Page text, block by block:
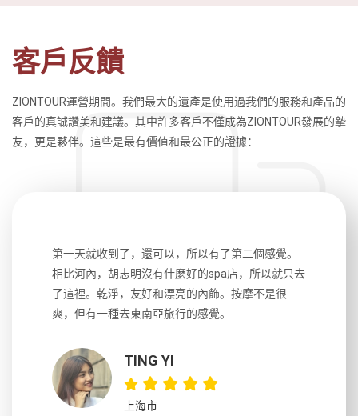
客戶反饋
ZIONTOUR運營期間。我們最大的遺產是使用過我們的服務和產品的
客戶的真誠讚美和建議。其中許多客戶不僅成為ZIONTOUR發展的摯
友，更是夥伴。這些是最有價值和最公正的證據：
第一天就收到了，還可以，所以有了第二個感覺。
相比河內，胡志明沒有什麼好的spa店，所以就只去
了這裡。乾淨，友好和漂亮的內飾。按摩不是很
爽，但有一種去東南亞旅行的感覺。
TING YI
上海市